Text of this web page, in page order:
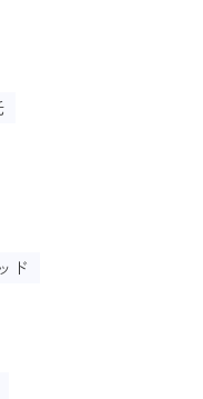
ド